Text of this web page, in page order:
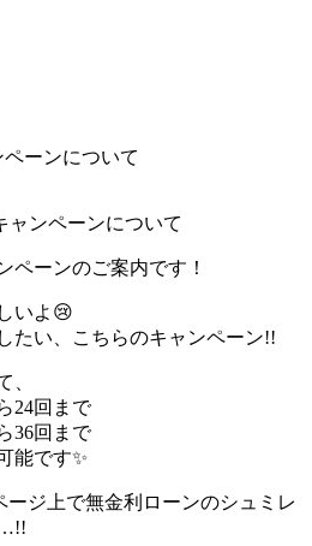
ーンについて
ャンペーンについて
ペーンのご案内です！
いよ😢
たい、こちらのキャンペーン!!
、
24回まで
36回まで
能です✨️
ージ上で無金利ローンのシュミレ